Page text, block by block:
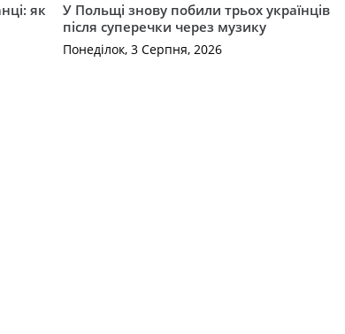
як
У Польщі знову побили трьох українців
після суперечки через музику
Понеділок, 3 Серпня, 2026